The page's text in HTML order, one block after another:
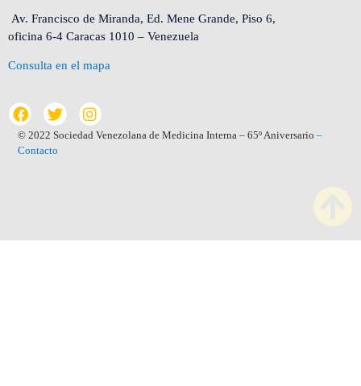
Av. Francisco de Miranda, Ed. Mene Grande, Piso 6,
oficina 6-4 Caracas 1010 – Venezuela
Consulta en el mapa
© 2022 Sociedad Venezolana de Medicina Interna – 65º Aniversario –
Contacto